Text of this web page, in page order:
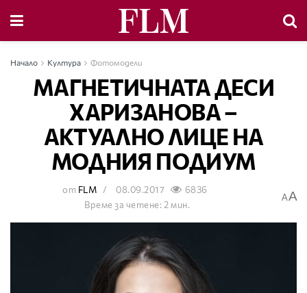
Начало Култура Фотомодели
МАГНЕТИЧНАТА ДЕСИ
ХАРИЗАНОВА –
АКТУАЛНО ЛИЦЕ НА
МОДНИЯ ПОДИУМ
от FLM 08.09.2017
6836
Време за четене: 2 мин.
AA